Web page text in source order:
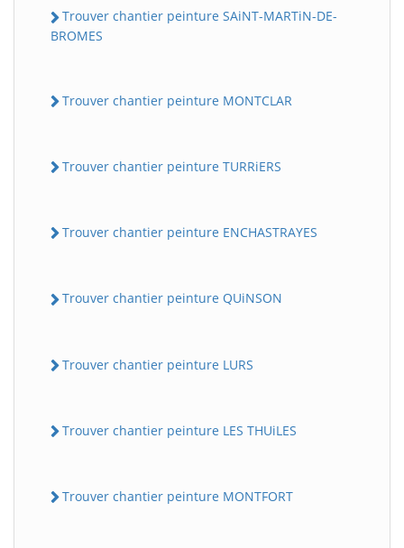
Trouver chantier peinture SAiNT-MARTiN-DE-
BROMES
Trouver chantier peinture MONTCLAR
Trouver chantier peinture TURRiERS
Trouver chantier peinture ENCHASTRAYES
Trouver chantier peinture QUiNSON
Trouver chantier peinture LURS
Trouver chantier peinture LES THUiLES
Trouver chantier peinture MONTFORT